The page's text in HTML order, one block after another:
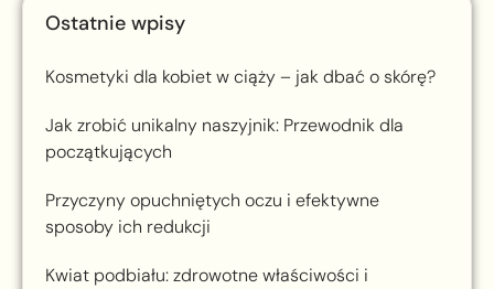
Ostatnie wpisy
Kosmetyki dla kobiet w ciąży – jak dbać o skórę?
Jak zrobić unikalny naszyjnik: Przewodnik dla
początkujących
Przyczyny opuchniętych oczu i efektywne
sposoby ich redukcji
Kwiat podbiału: zdrowotne właściwości i